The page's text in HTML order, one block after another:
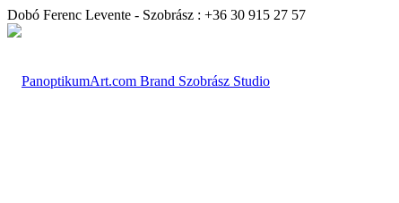
Dobó Ferenc Levente - Szobrász : +36 30 915 27 57